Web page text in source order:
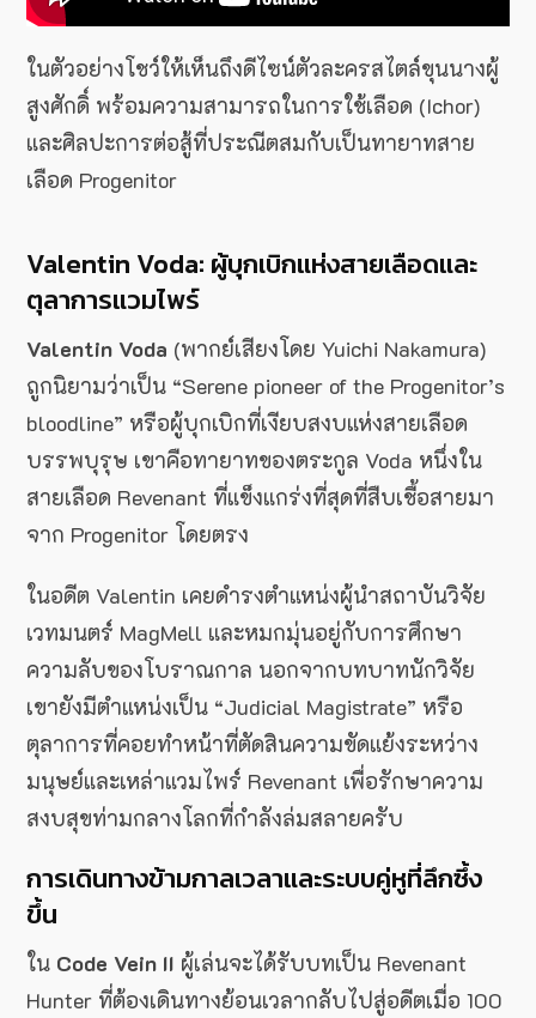
ในตัวอย่างโชว์ให้เห็นถึงดีไซน์ตัวละครสไตล์ขุนนางผู้
สูงศักดิ์ พร้อมความสามารถในการใช้เลือด (Ichor)
และศิลปะการต่อสู้ที่ประณีตสมกับเป็นทายาทสาย
เลือด Progenitor
Valentin Voda: ผู้บุกเบิกแห่งสายเลือดและ
ตุลาการแวมไพร์
Valentin Voda (พากย์เสียงโดย Yuichi Nakamura)
ถูกนิยามว่าเป็น “Serene pioneer of the Progenitor’s
bloodline” หรือผู้บุกเบิกที่เงียบสงบแห่งสายเลือด
บรรพบุรุษ เขาคือทายาทของตระกูล Voda หนึ่งใน
สายเลือด Revenant ที่แข็งแกร่งที่สุดที่สืบเชื้อสายมา
จาก Progenitor โดยตรง
ในอดีต Valentin เคยดำรงตำแหน่งผู้นำสถาบันวิจัย
เวทมนตร์ MagMell และหมกมุ่นอยู่กับการศึกษา
ความลับของโบราณกาล นอกจากบทบาทนักวิจัย
เขายังมีตำแหน่งเป็น “Judicial Magistrate” หรือ
ตุลาการที่คอยทำหน้าที่ตัดสินความขัดแย้งระหว่าง
มนุษย์และเหล่าแวมไพร์ Revenant เพื่อรักษาความ
สงบสุขท่ามกลางโลกที่กำลังล่มสลายครับ
การเดินทางข้ามกาลเวลาและระบบคู่หูที่ลึกซึ้ง
ขึ้น
ใน Code Vein II ผู้เล่นจะได้รับบทเป็น Revenant
Hunter ที่ต้องเดินทางย้อนเวลากลับไปสู่อดีตเมื่อ 100